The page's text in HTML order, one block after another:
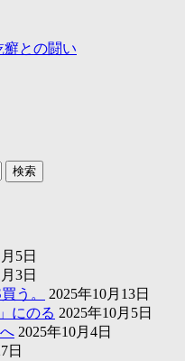
との闘い
5日
3日
う。
2025年10月13日
にのる 2025年10月5日
2025年10月4日
日